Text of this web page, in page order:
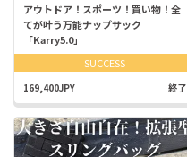
アウトドア！スポーツ！買い物！全
てが叶う万能ナップサック
「Karry5.0」
SUCCESS
169,400JPY 終了